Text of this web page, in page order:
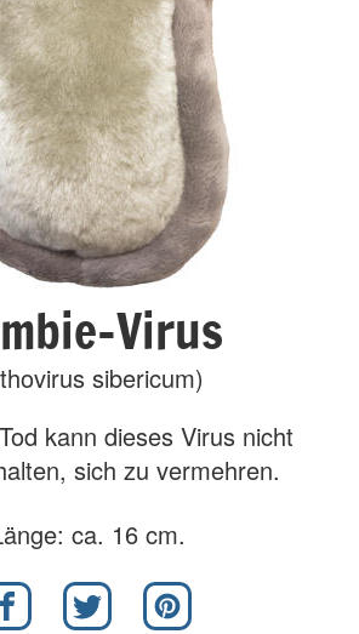
Virus
sibericum)
kann dieses Virus nicht
sich zu vermehren.
ca. 16 cm.